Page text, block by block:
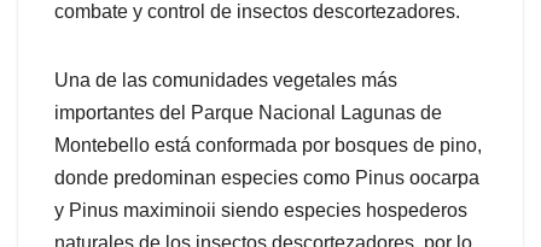
combate y control de insectos descortezadores.
Una de las comunidades vegetales más
importantes del Parque Nacional Lagunas de
Montebello está conformada por bosques de pino,
donde predominan especies como Pinus oocarpa
y Pinus maximinoii siendo especies hospederos